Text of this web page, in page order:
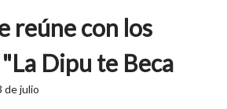
reúne con los
Dipu te Beca
de julio